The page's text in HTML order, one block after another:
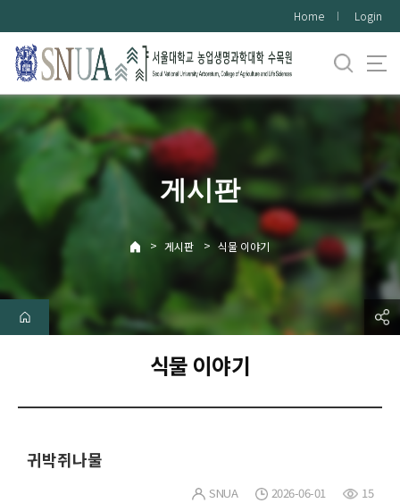
로
메
Home Login
게시판
> 게시판 > 식물 이야기
식물 이야기
귀박쥐나물
SNUA 2026-06-01 15